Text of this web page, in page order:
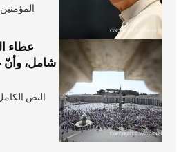
المؤمنين
عطاء
شامل، وأنّ
النص